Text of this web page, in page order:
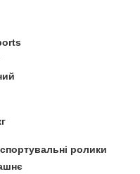
ролики